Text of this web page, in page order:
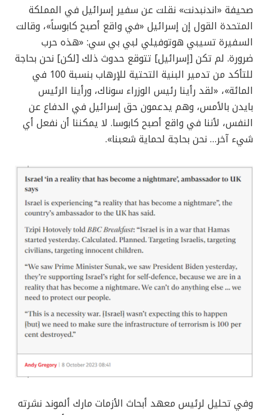
صحيفة «اندنبدنت» نقلت عن سفير إسرائيل في المملكة
المتحدة القول إن إسرائيل «في واقع أصبح كابوساً»، وقالت
السفيرة تسيبي هوتوفيلي لبي بي سي: «هذه حرب
ضرورة. لم تكن [إسرائيل] تتوقع حدوث ذلك [لكن] نحن بحاجة
للتأكد من تدمير البنية التحتية للإرهاب بنسبة 100 في
المائة»، «لقد رأينا رئيس الوزراء سوناك، ورأينا الرئيس
بايدن بالأمس، وهم يدعمون حق إسرائيل في الدفاع عن
النفس، لأننا في واقع أصبح كابوسا. لا يمكننا أن نفعل أي
شيء آخر… نحن بحاجة لحماية شعبنا».
وفي تحليل لرئيس معهد أبحاث الأزمات مارك ألموند نشرته